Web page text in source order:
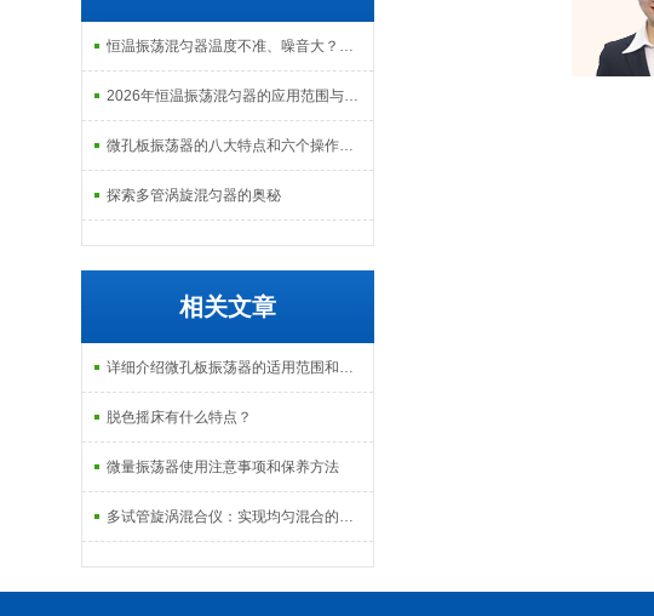
恒温振荡混匀器温度不准、噪音大？常见故障排查与解决指南
2026年恒温振荡混匀器的应用范围与市场前景分析
微孔板振荡器的八大特点和六个操作步骤
探索多管涡旋混匀器的奥秘
相关文章
详细介绍微孔板振荡器的适用范围和基本特征
脱色摇床有什么特点？
微量振荡器使用注意事项和保养方法
多试管旋涡混合仪：实现均匀混合的利器